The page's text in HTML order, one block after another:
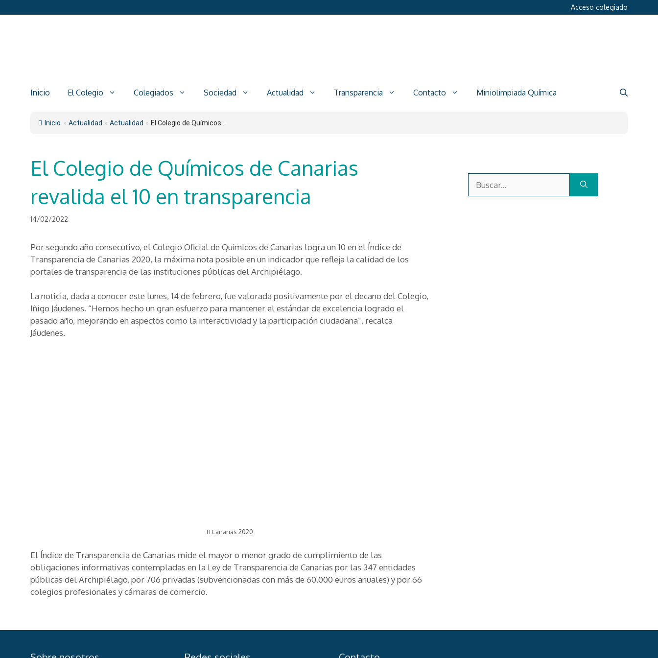
al
Acceso colegiado
Inicio El Colegio Colegiados Sociedad Actualidad Transparencia Contacto Miniolimpiada Química
Inicio » Actualidad » Actualidad » El Colegio de Químicos...
El Colegio de Químicos de Canarias
revalida el 10 en transparencia
14/02/2022
Por segundo año consecutivo, el Colegio Oficial de Químicos de Canarias logra un 10 en el Índice de
Transparencia de Canarias 2020, la máxima nota posible en un indicador que refleja la calidad de los
portales de transparencia de las instituciones públicas del Archipiélago.
La noticia, dada a conocer este lunes, 14 de febrero, fue valorada positivamente por el decano del Colegio,
Iñigo Jáudenes. “Hemos hecho un gran esfuerzo para mantener el estándar de excelencia logrado el
pasado año, mejorando en aspectos como la interactividad y la participación ciudadana”, recalca
Jáudenes.
ITCanarias 2020
El Índice de Transparencia de Canarias mide el mayor o menor grado de cumplimiento de las
obligaciones informativas contempladas en la Ley de Transparencia de Canarias por las 347 entidades
públicas del Archipiélago, por 706 privadas (subvencionadas con más de 60.000 euros anuales) y por 66
colegios profesionales y cámaras de comercio.